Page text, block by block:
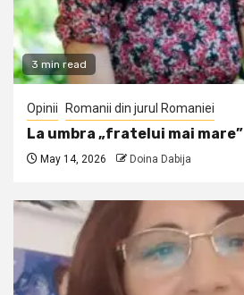
3 min read
Opinii Romanii din jurul Romaniei
La umbra „fratelui mai mare”
May 14, 2026 Doina Dabija